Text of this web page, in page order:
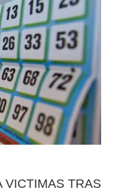
VICTIMAS TRAS